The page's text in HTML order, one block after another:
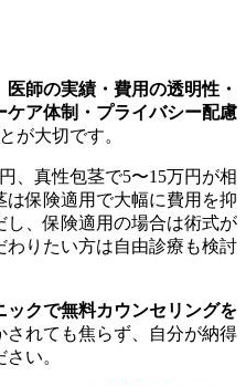
医師の実績・費用の透明性・
ケア体制・プライバシー配慮
が大切です。
、真性包茎で5〜15万円が相
保険適用で大幅に費用を抑
し、保険適用の場合は術式が
わりたい方は自由診療も検討
ックで無料カウンセリングを
されても焦らず、自分が納得
い。